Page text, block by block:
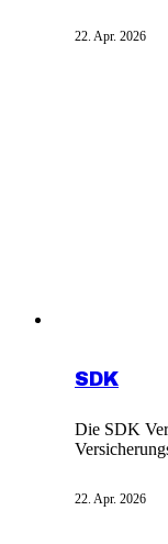
gegründet
22. Apr. 2026
SDK
Die SDK
gesetzlichen
22. Apr. 2026